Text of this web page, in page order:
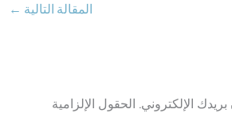
المقالة التالية ←
الإلكتروني. الحقول الإلزامية